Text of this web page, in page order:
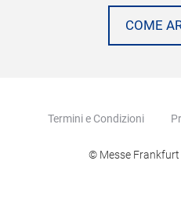
COME
Termini e Condizioni
© Messe Frankfurt